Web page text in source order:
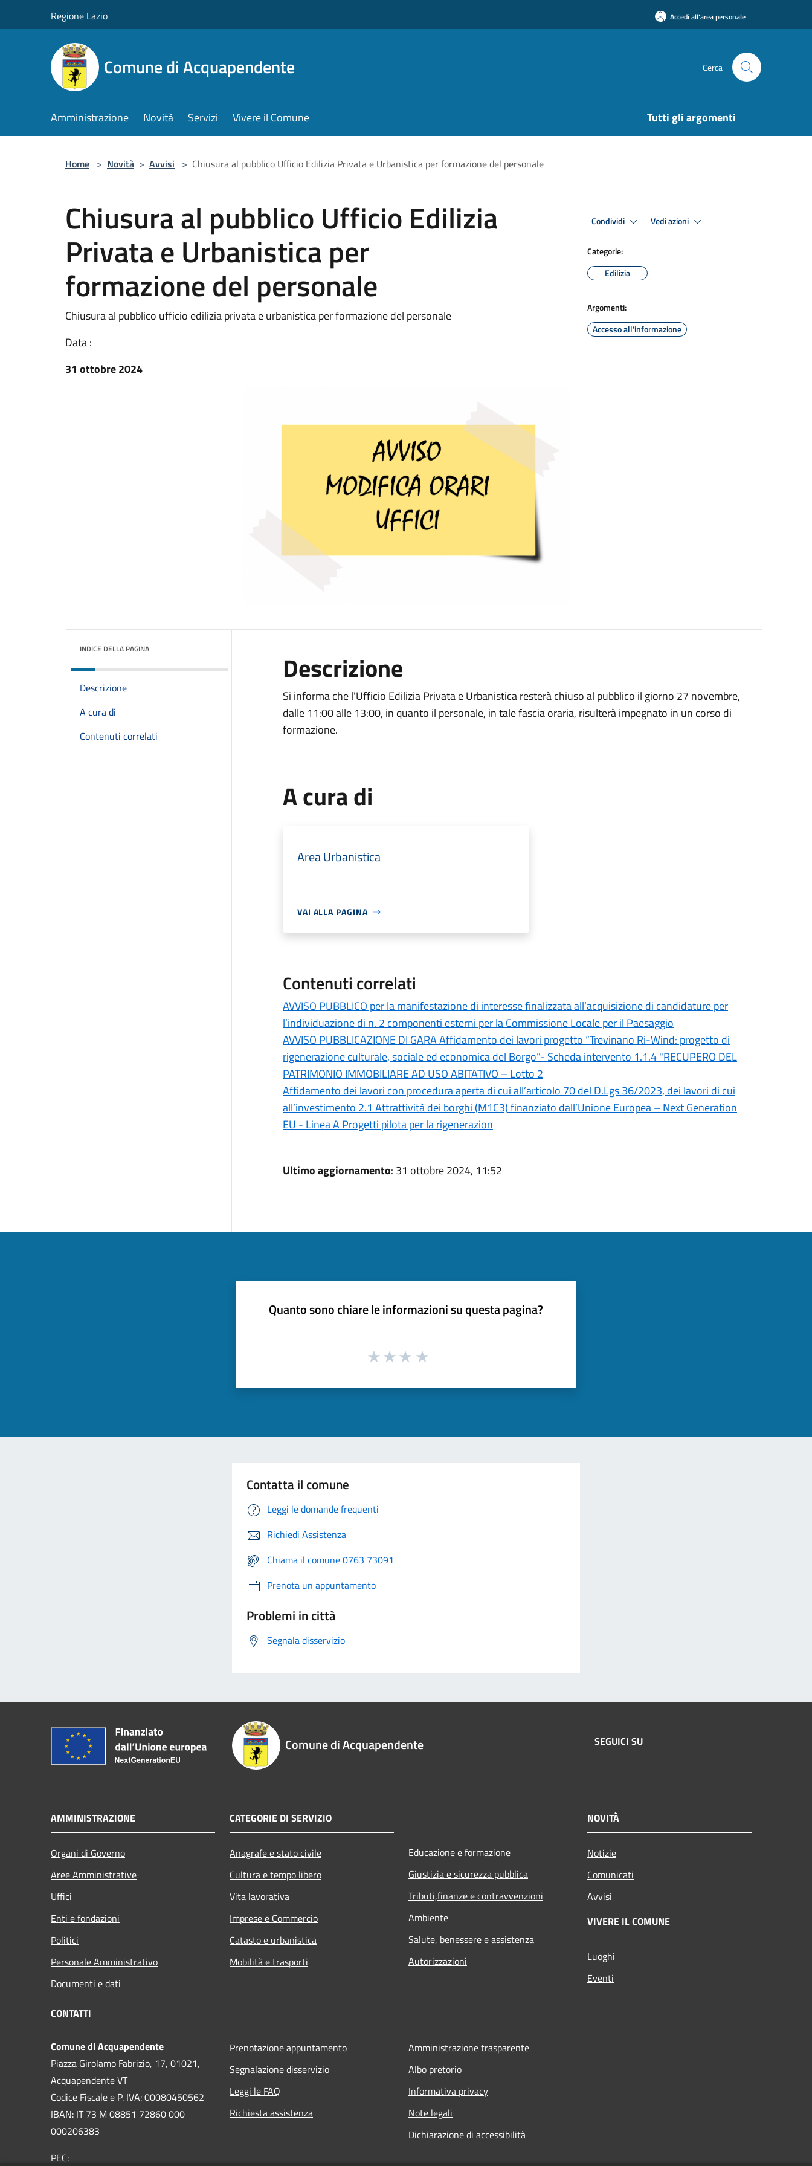
Regione Lazio Accedi all'area personale
Comune di Acquapendente Cerca
Amministrazione Novità Servizi Vivere il Comune Tutti gli argomenti
Home > Novità > Avvisi > Chiusura al pubblico Ufficio Edilizia Privata e Urbanistica per formazione del personale
Chiusura al pubblico Ufficio Edilizia
Privata e Urbanistica per
formazione del personale
Chiusura al pubblico ufficio edilizia privata e urbanistica per formazione del personale
Data :
31 ottobre 2024
Condividi Vedi azioni
Categorie:
Edilizia
Argomenti:
Accesso all'informazione
INDICE DELLA PAGINA
Descrizione
A cura di
Contenuti correlati
Descrizione
Si informa che l'Ufficio Edilizia Privata e Urbanistica resterà chiuso al pubblico il giorno 27 novembre,
dalle 11:00 alle 13:00, in quanto il personale, in tale fascia oraria, risulterà impegnato in un corso di
formazione.
A cura di
Area Urbanistica
VAI ALLA PAGINA
Contenuti correlati
AVVISO PUBBLICO per la manifestazione di interesse finalizzata all’acquisizione di candidature per
l’individuazione di n. 2 componenti esterni per la Commissione Locale per il Paesaggio
AVVISO PUBBLICAZIONE DI GARA Affidamento dei lavori progetto “Trevinano Ri-Wind: progetto di
rigenerazione culturale, sociale ed economica del Borgo”- Scheda intervento 1.1.4 "RECUPERO DEL
PATRIMONIO IMMOBILIARE AD USO ABITATIVO – Lotto 2
Affidamento dei lavori con procedura aperta di cui all’articolo 70 del D.Lgs 36/2023, dei lavori di cui
all’investimento 2.1 Attrattività dei borghi (M1C3) finanziato dall’Unione Europea – Next Generation
EU - Linea A Progetti pilota per la rigenerazion
Ultimo aggiornamento: 31 ottobre 2024, 11:52
Quanto sono chiare le informazioni su questa pagina?
Contatta il comune
Leggi le domande frequenti
Richiedi Assistenza
Chiama il comune 0763 73091
Prenota un appuntamento
Problemi in città
Segnala disservizio
Comune di Acquapendente SEGUICI SU
AMMINISTRAZIONE
Organi di Governo
Aree Amministrative
Uffici
Enti e fondazioni
Politici
Personale Amministrativo
Documenti e dati
CATEGORIE DI SERVIZIO
Anagrafe e stato civile
Cultura e tempo libero
Vita lavorativa
Imprese e Commercio
Catasto e urbanistica
Mobilità e trasporti
Educazione e formazione
Giustizia e sicurezza pubblica
Tributi,finanze e contravvenzioni
Ambiente
Salute, benessere e assistenza
Autorizzazioni
NOVITÀ
Notizie
Comunicati
Avvisi
VIVERE IL COMUNE
Luoghi
Eventi
CONTATTI
Comune di Acquapendente
Piazza Girolamo Fabrizio, 17, 01021,
Acquapendente VT
Codice Fiscale e P. IVA: 00080450562
IBAN: IT 73 M 08851 72860 000
000206383
PEC:
Prenotazione appuntamento
Segnalazione disservizio
Leggi le FAQ
Richiesta assistenza
Amministrazione trasparente
Albo pretorio
Informativa privacy
Note legali
Dichiarazione di accessibilità